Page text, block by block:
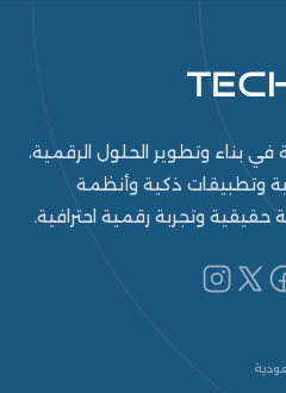
بناء وتطوير الحلول الرقمية،
وتطبيقات ذكية وأنظمة
وتجربة رقمية احترافية.